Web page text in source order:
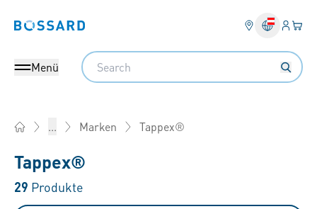
Bossard homepage Ihr
Menü
Search
... Marken Tappex®
Tappex®
29 Produkte